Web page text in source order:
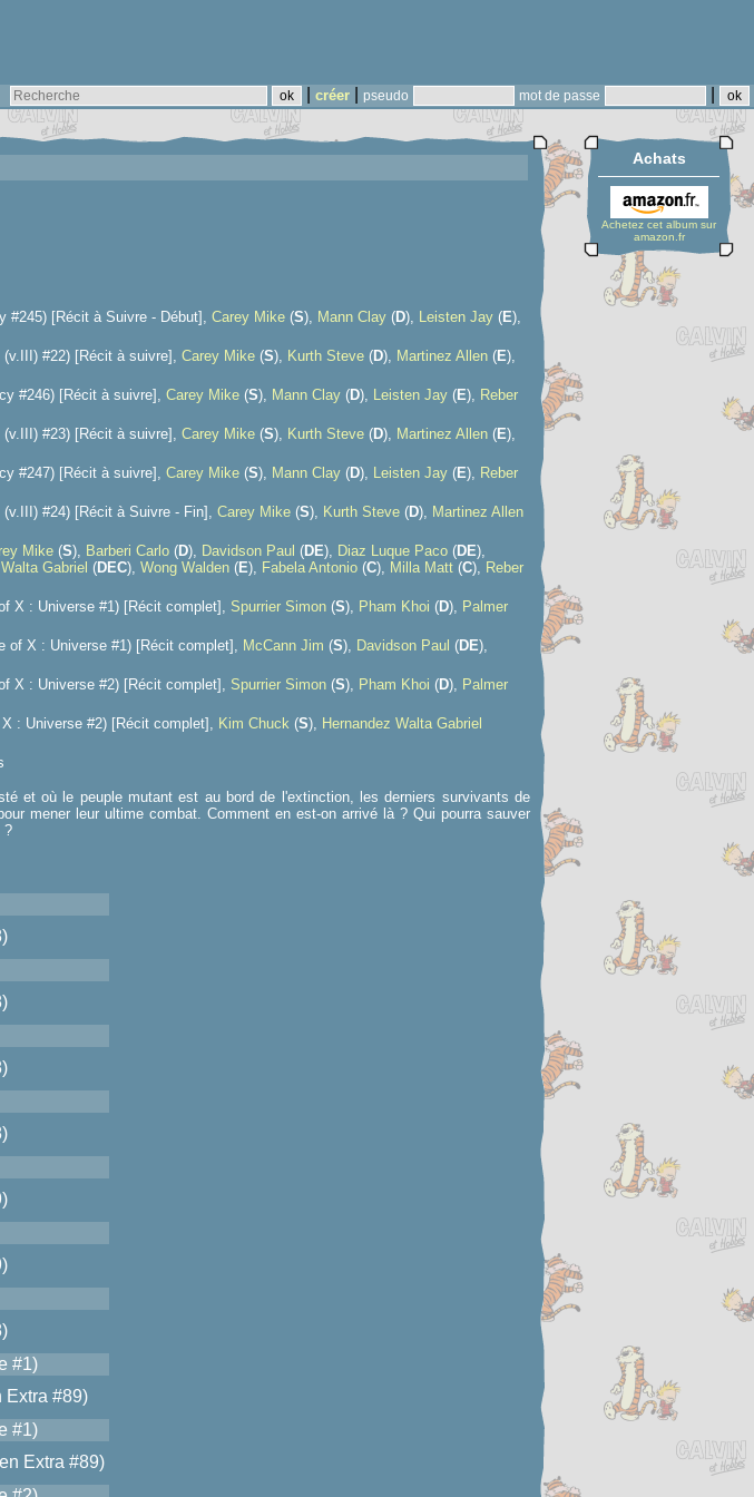
créer pseudo mot de passe
#245) [Récit à Suivre - Début], Carey Mike (S), Mann Clay (D), Leisten Jay (E),
(v.III) #22) [Récit à suivre], Carey Mike (S), Kurth Steve (D), Martinez Allen (E),
#246) [Récit à suivre], Carey Mike (S), Mann Clay (D), Leisten Jay (E), Reber
(v.III) #23) [Récit à suivre], Carey Mike (S), Kurth Steve (D), Martinez Allen (E),
#247) [Récit à suivre], Carey Mike (S), Mann Clay (D), Leisten Jay (E), Reber
(v.III) #24) [Récit à Suivre - Fin], Carey Mike (S), Kurth Steve (D), Martinez Allen
Mike (S), Barberi Carlo (D), Davidson Paul (DE), Diaz Luque Paco (DE),
Gabriel (DEC), Wong Walden (E), Fabela Antonio (C), Milla Matt (C), Reber
X : Universe #1) [Récit complet], Spurrier Simon (S), Pham Khoi (D), Palmer
of X : Universe #1) [Récit complet], McCann Jim (S), Davidson Paul (DE),
X : Universe #2) [Récit complet], Spurrier Simon (S), Pham Khoi (D), Palmer
: Universe #2) [Récit complet], Kim Chuck (S), Hernandez Walta Gabriel
et où le peuple mutant est au bord de l'extinction, les derniers survivants de
mener leur ultime combat. Comment en est-on arrivé là ? Qui pourra sauver
?
#1)
Extra #89)
#1)
Extra #89)
Achats
Achetez cet album sur
amazon.fr